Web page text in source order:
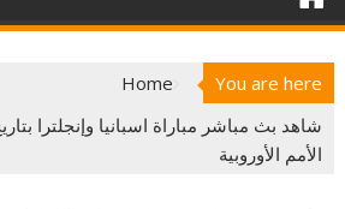
You are here
Home
الأمم الأوروبية